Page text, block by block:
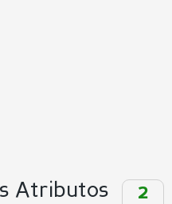
2
Atributos